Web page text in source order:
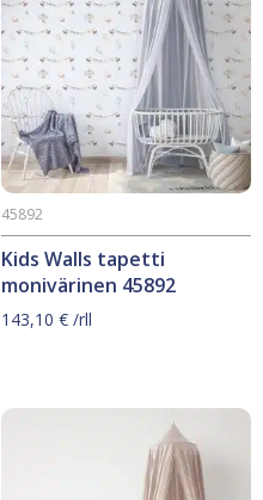
Kids Walls tapetti
monivärinen 45892
45892
143,10 € /rll